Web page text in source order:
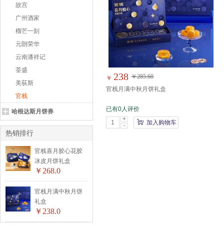
￥ 238 ￥285.60
官栈月满中秋月饼礼盒
已有0人评价
+
-
加入购物车
故宫
广州酒家
榴芒一刻
元朗荣华
云南潘祥记
荃盛
美荻斯
官栈
哈根达斯月饼券
热销排行
官栈喜月胶心花胶
冰皮月饼礼盒
￥268.0
官栈月满中秋月饼
礼盒
￥238.0